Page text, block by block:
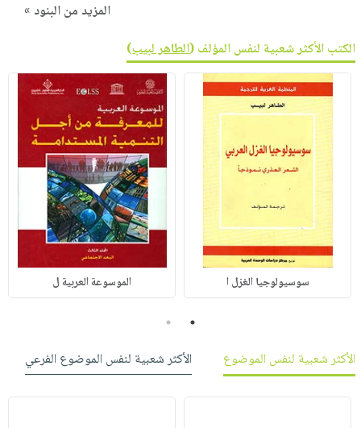
المزيد من البنود »
الكتب الأكثر شعبية لنفس المؤلف (الطاهر لبيب)
سوسيولوجيا الغزل ا الموسوعة العربية ل
1
2
الأكثر شعبية لنفس الموضوع
الأكثر شعبية لنفس الموضوع الفرعي